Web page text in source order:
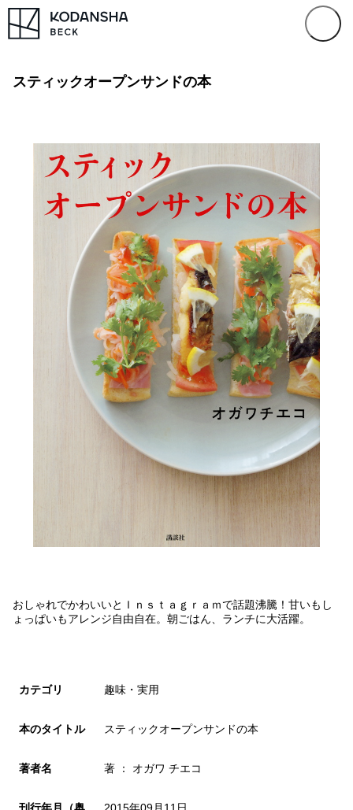
スティックオープンサンドの本
おしゃれでかわいいとＩｎｓｔａｇｒａｍで話題沸騰！甘いもし
ょっぱいもアレンジ自由自在。朝ごはん、ランチに大活躍。
カテゴリ 趣味・実用
本のタイトル スティックオープンサンドの本
著者名 著 ： オガワ チエコ